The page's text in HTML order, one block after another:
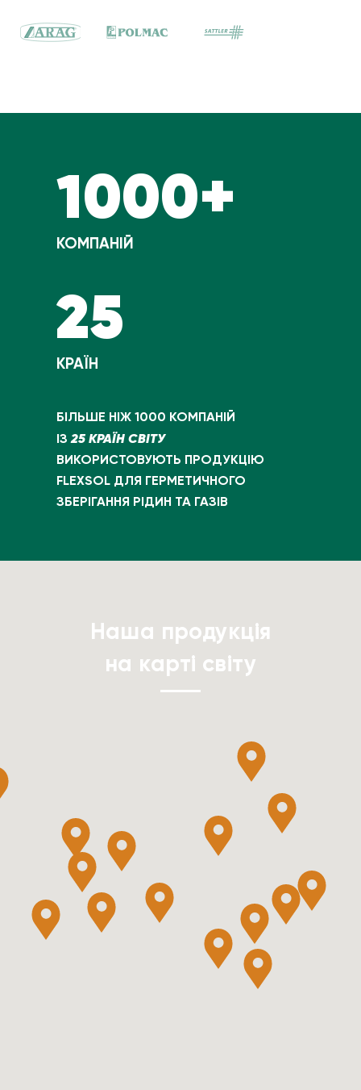
1000+
КОМПАНІЙ
25
КРАЇН
БІЛЬШЕ НІЖ 1000 КОМПАНІЙ
ІЗ25 КРАЇН СВІТУ
ВИКОРИСТОВУЮТЬ ПРОДУКЦІЮ
FLEXSOL ДЛЯ ГЕРМЕТИЧНОГО
ЗБЕРІГАННЯ РІДИН ТА ГАЗІВ
Наша продукція
на карті світу